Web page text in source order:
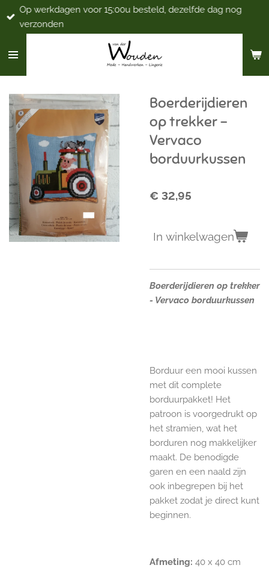
Ga
direct
de
Op werkdagen voor 15:00u besteld, dezelfde dag nog
verzonden
Boerderijdieren
op trekker -
Vervaco
borduurkussen
€ 32,95
In winkelwagen
Boerderijdieren op trekker
- Vervaco borduurkussen
Borduur een mooi kussen
met dit complete
borduurpakket! Het
patroon is voorgedrukt op
het stramien, wat het
borduren nog makkelijker
maakt. De benodigde
garen en een naald zijn
ook inbegrepen bij het
pakket zodat je direct kunt
beginnen.
Afmeting: 40 x 40 cm